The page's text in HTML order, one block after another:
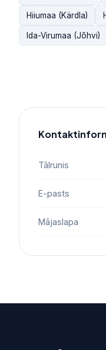
Hiiumaa (Kärdla)
Ida-Virumaa (Jõhvi)
Tālrunis
E-pasts
Mājaslapa